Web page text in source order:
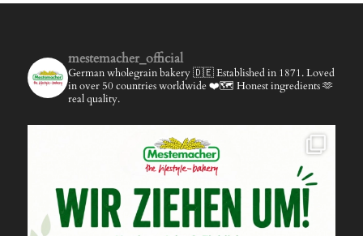
mestemacher_official
German wholegrain bakery 🇩🇪Established in 1871.Loved
in over 50 countries worldwide ❤️🗺️ Honest ingredients 🫶
real quality.